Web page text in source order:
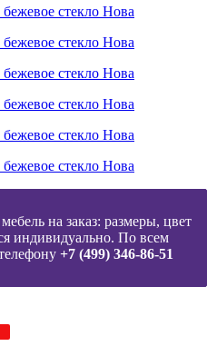
на заказ: размеры, цвет
индивидуально. По всем
+7 (499) 346-86-51